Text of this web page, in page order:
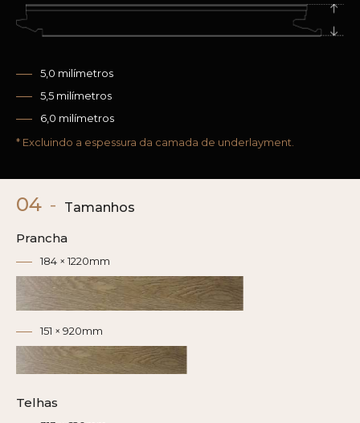
5,0 milímetros
5,5 milímetros
6,0 milímetros
* Excluindo a espessura da camada de underlayment.
04 -
Tamanhos
Prancha
184 × 1220mm
151 × 920mm
Telhas